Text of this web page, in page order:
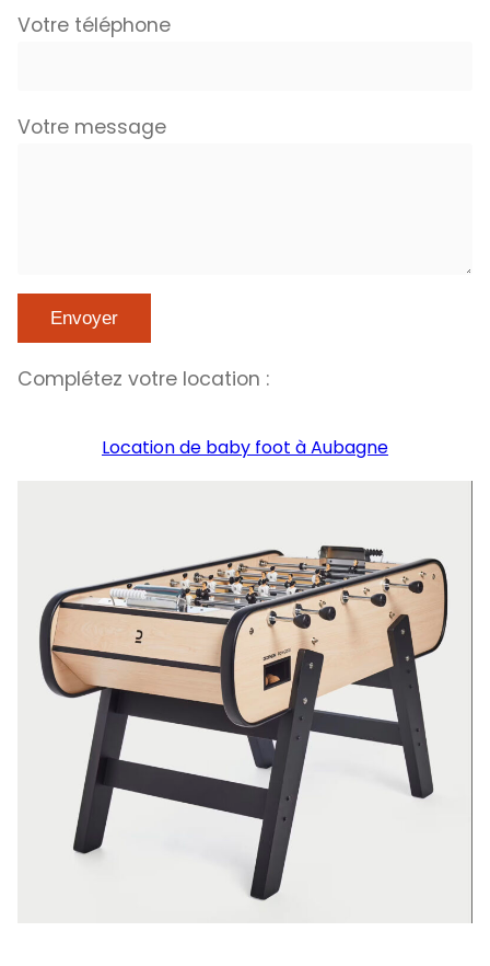
Votre téléphone
Votre message
Complétez votre location :
Location de baby foot à Aubagne